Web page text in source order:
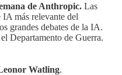
de Anthropic. Las
IA más relevante del
grandes debates de la IA.
Departamento de Guerra.
Watling.